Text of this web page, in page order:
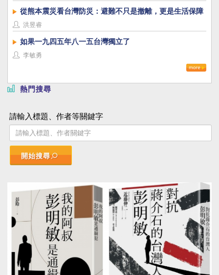
從熊本震災看台灣防災：避難不只是撤離，更是生活保障
洪昱睿
如果一九四五年八一五台灣獨立了
李敏勇
熱門搜尋
請輸入標題、作者等關鍵字
開始搜尋